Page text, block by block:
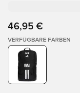
46,95 €
VERFÜGBARE FARBEN